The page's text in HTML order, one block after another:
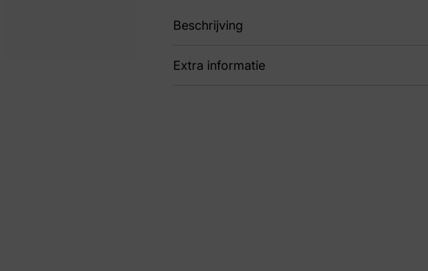
Beschrijving
91 D3H03-80 Samira
Extra informatie